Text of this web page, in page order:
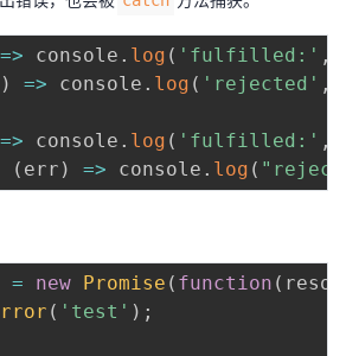
=> console . log ( 'fulfilled:' ,
) => console . log ( 'rejected' ,
=> console . log ( 'fulfilled:' ,
( err ) => console . log (
= new Promise ( function (
( 'test' ) ;